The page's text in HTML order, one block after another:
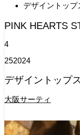
デザイントップ
PINK HEARTS
4
252024
デザイントップ
大阪サーティ